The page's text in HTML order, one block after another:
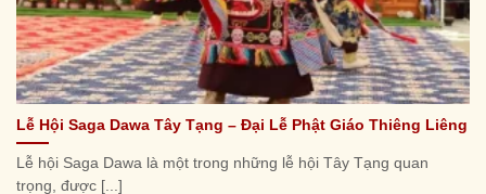
Lễ Hội Saga Dawa Tây Tạng – Đại Lễ Phật Giáo Thiêng Liêng
Lễ hội Saga Dawa là một trong những lễ hội Tây Tạng quan
trọng, được [...]